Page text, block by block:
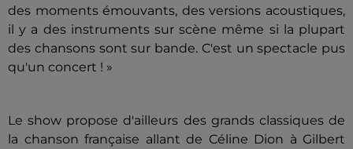
des moments émouvants, des versions acoustiques,
il y a des instruments sur scène même si la plupart
des chansons sont sur bande. C'est un spectacle pus
qu'un concert ! »
Le show propose d'ailleurs des grands classiques de
la chanson française allant de Céline Dion à Gilbert